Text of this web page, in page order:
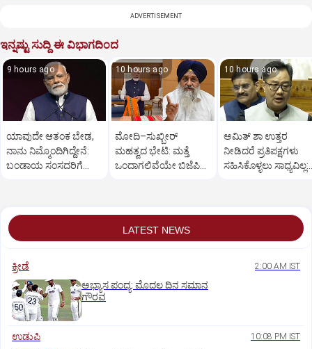
ADVERTISEMENT
ಇನ್ನಷ್ಟು ಸುದ್ದಿ ಈ ವಿಭಾಗದಿಂದ
9 hours ago
ಯಾವುದೇ ಆತಂಕ ಬೇಡ,
ನಾನು ನಿಮ್ಮೊಂದಿಗಿದ್ದೇನೆ:
ಬಂಡಾಯ ಸಂಸದರಿಗೆ
10 hours ago
ಮೋದಿ–ಸುಖ್ಬೀರ್
ಮಹತ್ವದ ಭೇಟಿ: ಮತ್ತೆ
ಒಂದಾಗಲಿವೆಯೇ ಬಿಜೆಪಿ–
10 hours ago
ಅಮಿತ್ ಶಾ ಉತ್ತರ
ನೀಡಿದರೆ ಪ್ರತಿಪಕ್ಷಗಳು
ಸಹಿಸಿಕೊಳ್ಳಲು ಸಾಧ್ಯವಿಲ್ಲ:
LATEST NEWS
ಕ್ರೀಡೆ 2:00 AM IST
ಅಭ್ಯಾಸ ಪಂದ್ಯ: ಮೊದಲ ದಿನ ಸಮಾನ
ಗೌರವ
ಉಡುಪಿ 10:08 PM IST